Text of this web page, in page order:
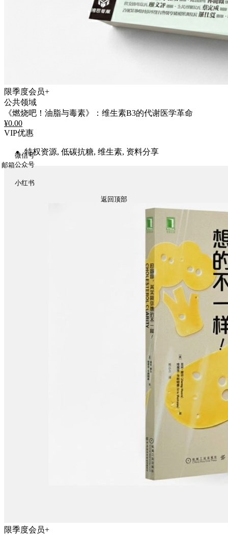
限季度会员+
公共领域
《燃烧吧！油脂与毒素》：维生素B3的代谢医学革命
¥0.00
VIP优惠
特权资源, 低碳抗糖, 维生素, 资料分享
限季度会员+
微信号
公众号
邮箱
小红书
返回顶部